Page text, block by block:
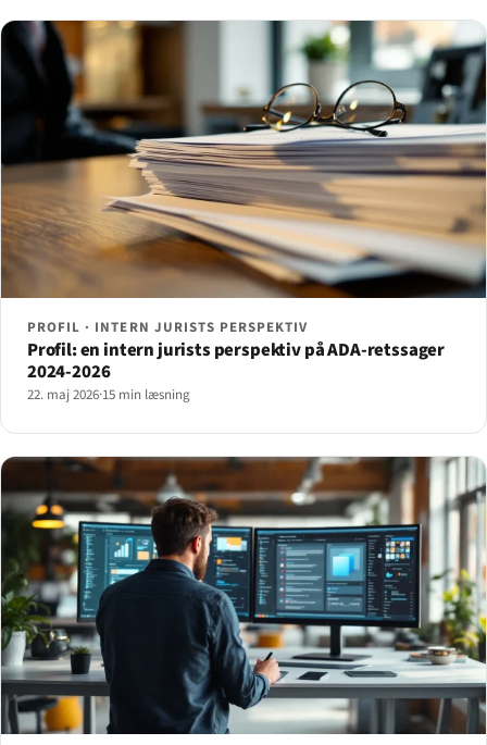
PROFIL · INTERN JURISTS PERSPEKTIV
Profil: en intern jurists perspektiv på ADA-retssager
2024-2026
22. maj 2026·15 min læsning